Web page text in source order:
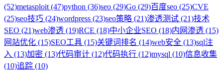
(52)metasploit (47)python (36)seo (29)Go (29)百度seo (25)CVE
(25)seo技巧 (24)wordpress (23)seo策略 (21)渗透测试 (21)技术
SEO (21)web渗透 (19)RCE (18)中小企业SEO (18)内网渗透 (15)
网站优化 (15)SEO工具 (15)关键词排名 (14)web安全 (13)sql注
入 (13)加密 (13)代码审计 (12)代码执行 (12)mysql (10)信息收集
(10)追踪 (10)